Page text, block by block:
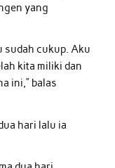
yang
sudah cukup. Aku
kita miliki dan
ini,” balas
hari lalu ia